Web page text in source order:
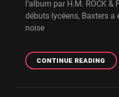
l’album par H.M. ROCK &
débuts lycéens, Baxters a
noise
CONTINUE READING